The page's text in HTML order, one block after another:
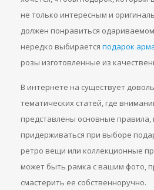
не только интересным и
должен понравиться
нередко выбирается подарок
розы изготовленные из
В интернете на существует
тематических статей, где
представлены основные
придерживаться при выборе
ретро вещи или коллекционные
может быть рамка с вашим фото,
смастерить ее собственноручно.